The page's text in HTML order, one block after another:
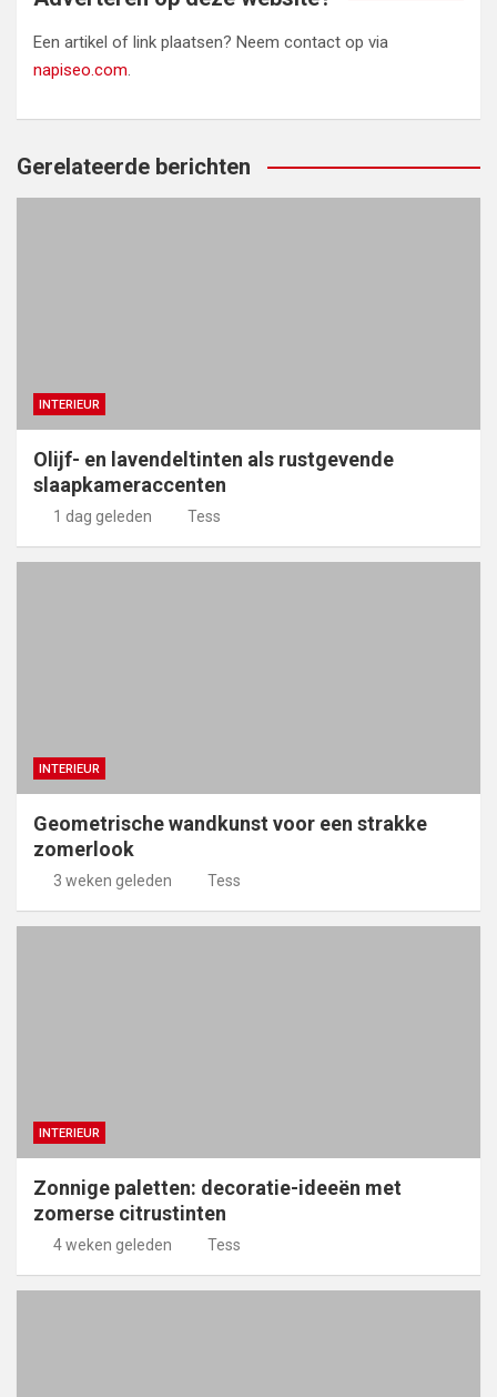
Een artikel of link plaatsen? Neem contact op via
napiseo.com.
Gerelateerde berichten
INTERIEUR
Olijf- en lavendeltinten als rustgevende
slaapkameraccenten
1 dag geleden Tess
INTERIEUR
Geometrische wandkunst voor een strakke
zomerlook
3 weken geleden Tess
INTERIEUR
Zonnige paletten: decoratie-ideeën met
zomerse citrustinten
4 weken geleden Tess